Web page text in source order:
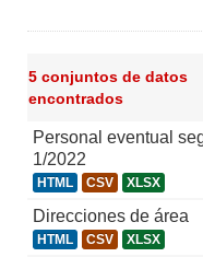
5 conjuntos de datos
encontrados
Personal eventual
1/2022
HTML CSV XLSX
Direcciones de área
HTML CSV XLSX